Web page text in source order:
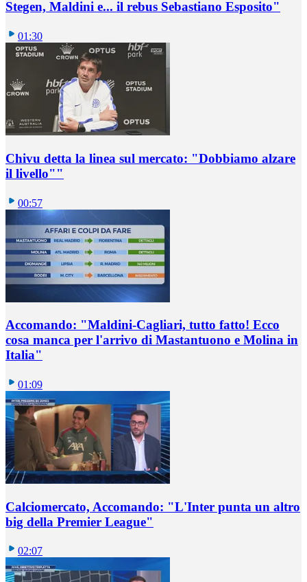
Stegen, Maldini e... il rebus Sebastiano Esposito"
01:30
Chivu detta la linea sul mercato: "Dobbiamo alzare
il livello""
00:57
Accomando: "Maldini-Cagliari, tutto fatto! Ecco
cosa manca per l'arrivo di Mastantuono e Molina in
Italia"
01:09
Calciomercato, Accomando: "L'Inter punta un altro
big della Premier League"
02:07